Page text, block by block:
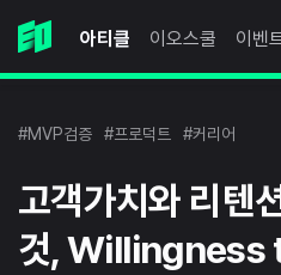
아티클 이오스쿨 이벤
#MVP검증 #프로덕트 #커리어
고객가치와 리텐
것, Willingness